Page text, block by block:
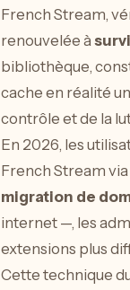
French Stream,
renouvelée à
bibliothèque,
cache en réalité
contrôle et de la
En 2026, les
French Stream
migration de
internet —, les
extensions plus
Cette technique